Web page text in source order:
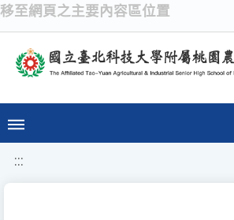
移至網頁之主要內容區位置
:::